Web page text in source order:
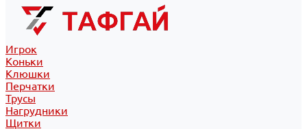
Игрок
Коньки
Клюшки
Перчатки
Трусы
Нагрудники
Щитки